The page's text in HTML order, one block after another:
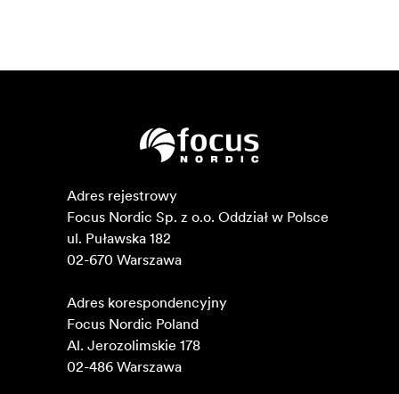
Adres rejestrowy
Focus Nordic Sp. z o.o. Oddział w Polsce
ul. Puławska 182
02-670 Warszawa
Adres korespondencyjny
Focus Nordic Poland
Al. Jerozolimskie 178
02-486 Warszawa